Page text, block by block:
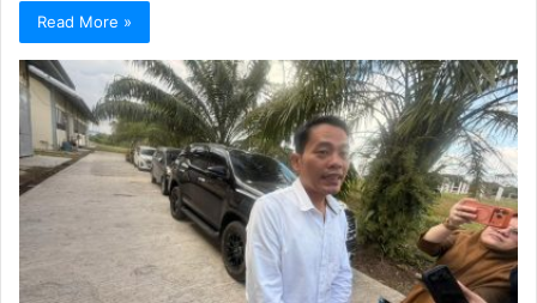
Read More »